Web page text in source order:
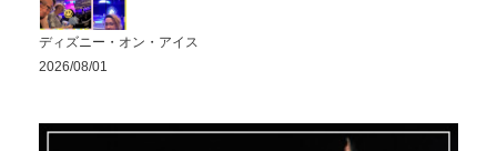
ディズニー・オン・アイス
2026/08/01